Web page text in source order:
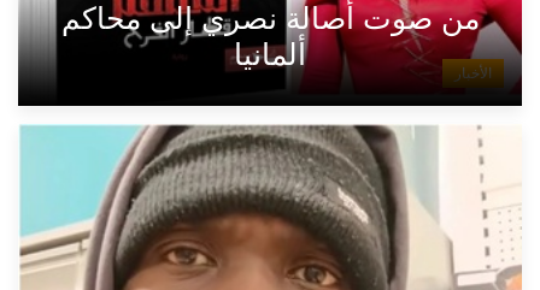
الأخبار
من صوت أصالة نصري إلى محاكم
ألمانيا